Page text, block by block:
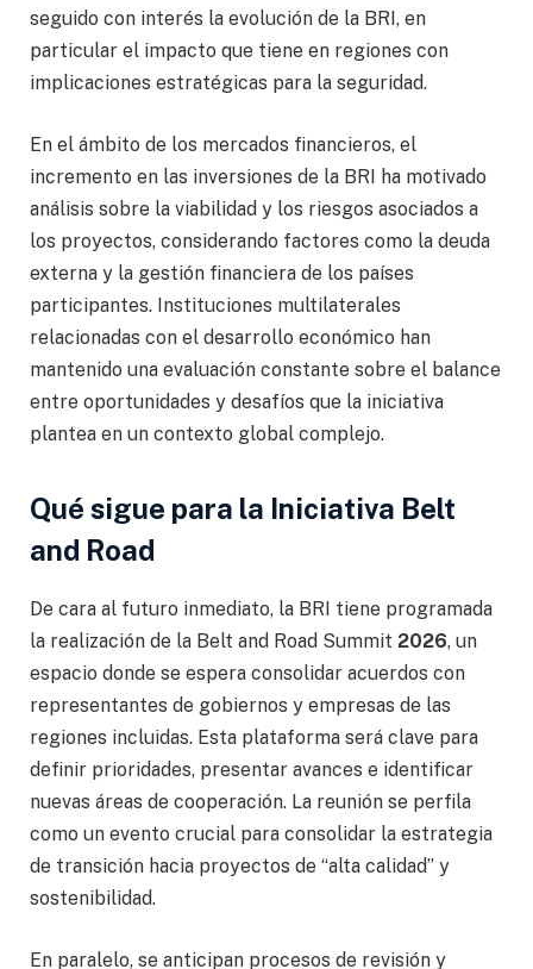
seguido con interés la evolución de la BRI, en
particular el impacto que tiene en regiones con
implicaciones estratégicas para la seguridad.
En el ámbito de los mercados financieros, el
incremento en las inversiones de la BRI ha motivado
análisis sobre la viabilidad y los riesgos asociados a
los proyectos, considerando factores como la deuda
externa y la gestión financiera de los países
participantes. Instituciones multilaterales
relacionadas con el desarrollo económico han
mantenido una evaluación constante sobre el balance
entre oportunidades y desafíos que la iniciativa
plantea en un contexto global complejo.
Qué sigue para la Iniciativa Belt
and Road
De cara al futuro inmediato, la BRI tiene programada
la realización de la Belt and Road Summit 2026, un
espacio donde se espera consolidar acuerdos con
representantes de gobiernos y empresas de las
regiones incluidas. Esta plataforma será clave para
definir prioridades, presentar avances e identificar
nuevas áreas de cooperación. La reunión se perfila
como un evento crucial para consolidar la estrategia
de transición hacia proyectos de “alta calidad” y
sostenibilidad.
En paralelo, se anticipan procesos de revisión y